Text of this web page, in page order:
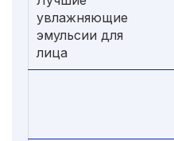
увлажняющие
эмульсии для
лица